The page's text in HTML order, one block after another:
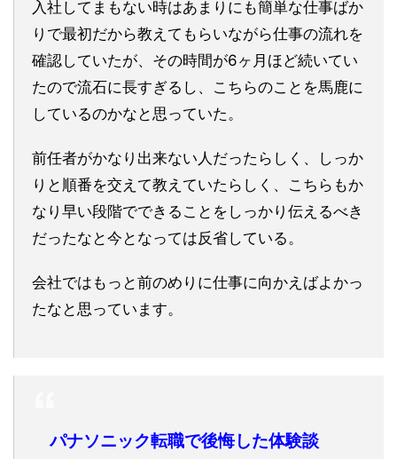
入社してまもない時はあまりにも簡単な仕事ばか
りで最初だから教えてもらいながら仕事の流れを
確認していたが、その時間が6ヶ月ほど続いてい
たので流石に長すぎるし、こちらのことを馬鹿に
しているのかなと思っていた。
前任者がかなり出来ない人だったらしく、しっか
りと順番を交えて教えていたらしく、こちらもか
なり早い段階でできることをしっかり伝えるべき
だったなと今となっては反省している。
会社ではもっと前のめりに仕事に向かえばよかっ
たなと思っています。
パナソニック転職で後悔した体験談